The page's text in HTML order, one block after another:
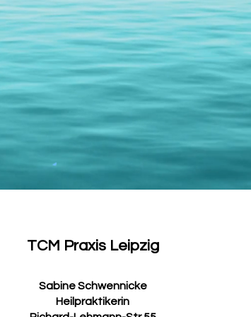
TCM Praxis Leipzig
Sabine Schwennicke
Heilpraktikerin